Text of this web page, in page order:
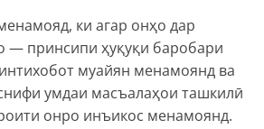
ки агар онҳо дар
— принсипи ҳуқуқи баробари
муайян менамоянд ва
умдаи масъалаҳои ташкилӣ
онро инъикос менамоянд.